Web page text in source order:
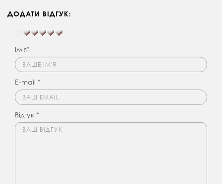
ДОДАТИ ВІДГУК:
Ім'я*
E-mail *
Відгук *